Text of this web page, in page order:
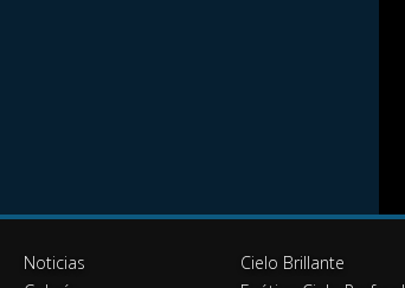
Noticias
Cielo Brillante